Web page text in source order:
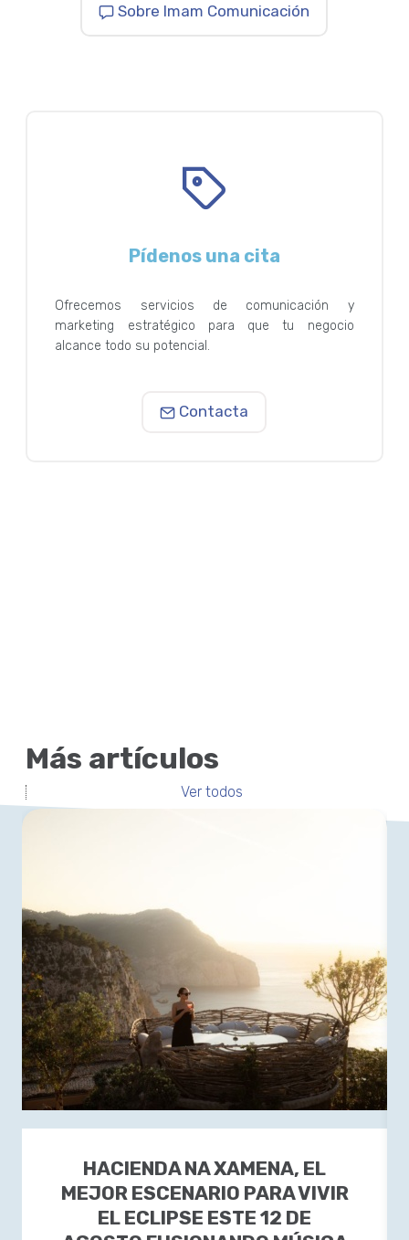
Sobre Imam Comunicación
Pídenos una cita
Ofrecemos servicios de comunicación y
marketing estratégico para que tu negocio
alcance todo su potencial.
Contacta
Más artículos
Ver todos
HACIENDA NA XAMENA, EL
MEJOR ESCENARIO PARA VIVIR
EL ECLIPSE ESTE 12 DE